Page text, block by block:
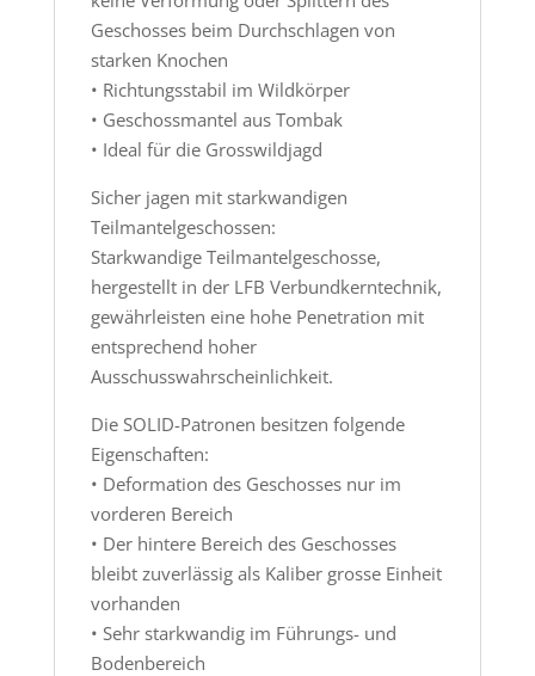
Geschosses beim Durchschlagen von
starken Knochen
• Richtungsstabil im Wildkörper
• Geschossmantel aus Tombak
• Ideal für die Grosswildjagd
Sicher jagen mit starkwandigen
Teilmantelgeschossen:
Starkwandige Teilmantelgeschosse,
hergestellt in der LFB Verbundkerntechnik,
gewährleisten eine hohe Penetration mit
entsprechend hoher
Ausschusswahrscheinlichkeit.
Die SOLID-Patronen besitzen folgende
Eigenschaften:
• Deformation des Geschosses nur im
vorderen Bereich
• Der hintere Bereich des Geschosses
bleibt zuverlässig als Kaliber grosse Einheit
vorhanden
• Sehr starkwandig im Führungs- und
Bodenbereich